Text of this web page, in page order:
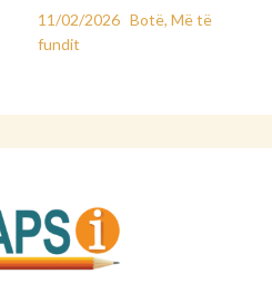
11/02/2026 Botë, Më të
fundit